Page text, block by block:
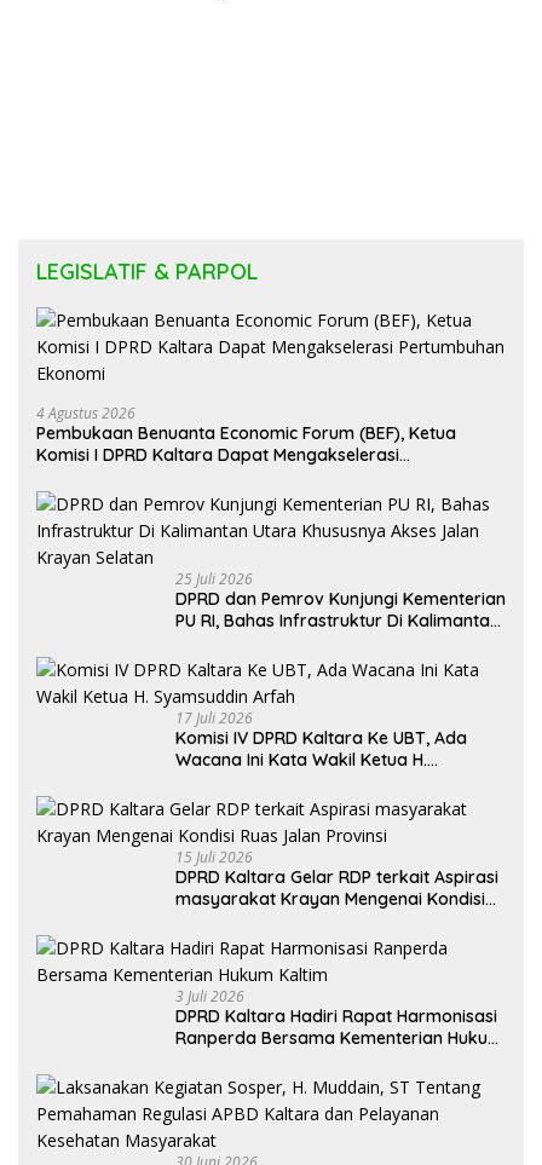
LEGISLATIF & PARPOL
4 Agustus 2026
Pembukaan Benuanta Economic Forum (BEF), Ketua
Komisi I DPRD Kaltara Dapat Mengakselerasi
25 Juli 2026
DPRD dan Pemrov Kunjungi Kementerian
PU RI, Bahas Infrastruktur Di Kalimantan
Selatan
17 Juli 2026
Komisi IV DPRD Kaltara Ke UBT, Ada
Wacana Ini Kata Wakil Ketua H.
15 Juli 2026
DPRD Kaltara Gelar RDP terkait Aspirasi
masyarakat Krayan Mengenai Kondisi
3 Juli 2026
DPRD Kaltara Hadiri Rapat Harmonisasi
Ranperda Bersama Kementerian Hukum